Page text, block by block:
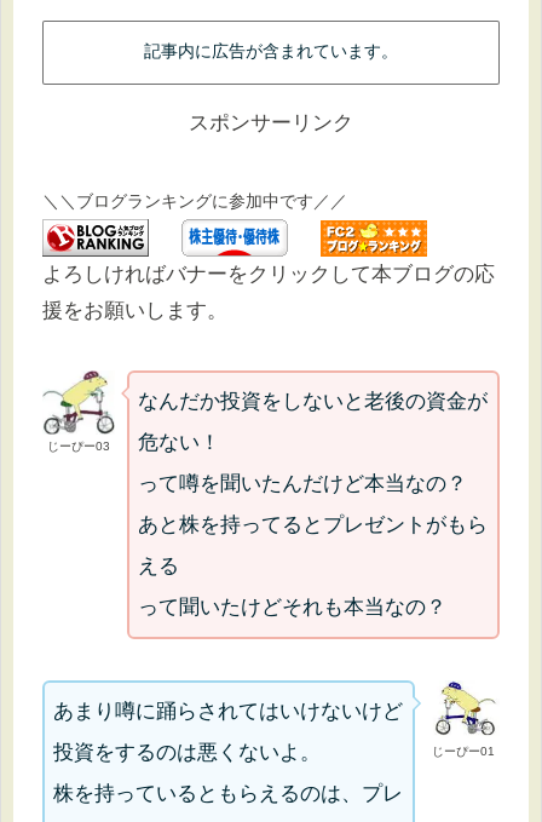
記事内に広告が含まれています。
スポンサーリンク
＼＼ブログランキングに参加中です／／
よろしければバナーをクリックして本ブログの応
援をお願いします。
じーぴー03
なんだか投資をしないと老後の資金が
危ない！
って噂を聞いたんだけど本当なの？
あと株を持ってるとプレゼントがもら
える
って聞いたけどそれも本当なの？
じーぴー01
あまり噂に踊らされてはいけないけど
投資をするのは悪くないよ。
株を持っているともらえるのは、プレ